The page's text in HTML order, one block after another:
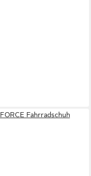
FORCE Fahrradschuh